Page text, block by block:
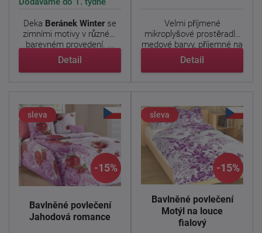
Deka Beránek Winter se
zimními motivy v různém
barevném provedení. ...
Detail
Velmi příjmené
mikroplyšové prostěradlo
medové barvy, příjemné na
...
Detail
sleva
-15%
Bavlněné povlečení
Jahodová romance
sleva
-15%
Bavlněné povlečení
Motýl na louce
fialový